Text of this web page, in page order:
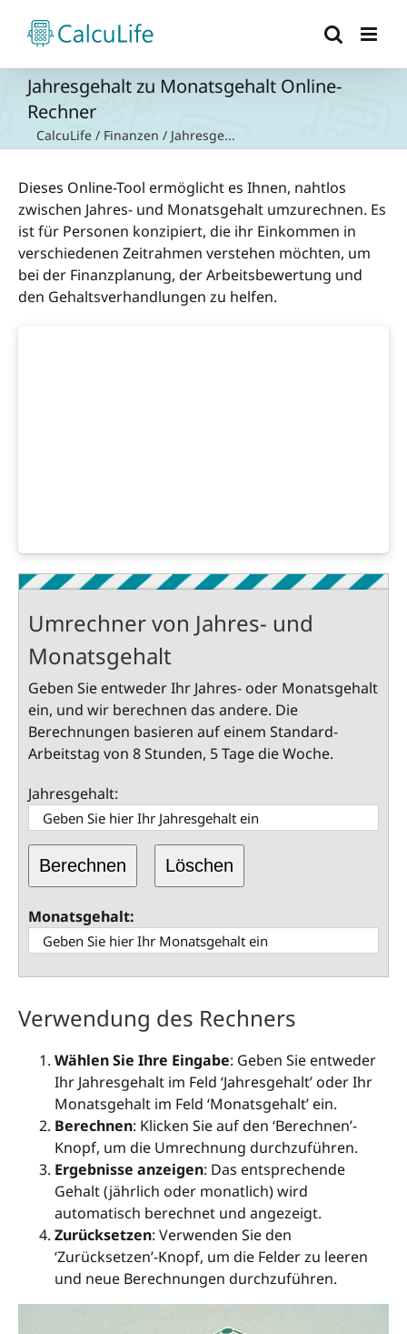
Inhalt
springen
Jahresgehalt zu Monatsgehalt Online-
Rechner
CalcuLife / Finanzen / Jahresge...
Dieses Online-Tool ermöglicht es Ihnen, nahtlos
zwischen Jahres- und Monatsgehalt umzurechnen. Es
ist für Personen konzipiert, die ihr Einkommen in
verschiedenen Zeitrahmen verstehen möchten, um
bei der Finanzplanung, der Arbeitsbewertung und
den Gehaltsverhandlungen zu helfen.
Umrechner von Jahres- und
Monatsgehalt
Geben Sie entweder Ihr Jahres- oder Monatsgehalt
ein, und wir berechnen das andere. Die
Berechnungen basieren auf einem Standard-
Arbeitstag von 8 Stunden, 5 Tage die Woche.
Jahresgehalt:
Berechnen Löschen
Monatsgehalt:
Verwendung des Rechners
Wählen Sie Ihre Eingabe: Geben Sie entweder
Ihr Jahresgehalt im Feld ‘Jahresgehalt’ oder Ihr
Monatsgehalt im Feld ‘Monatsgehalt’ ein.
Berechnen: Klicken Sie auf den ‘Berechnen’-
Knopf, um die Umrechnung durchzuführen.
Ergebnisse anzeigen: Das entsprechende
Gehalt (jährlich oder monatlich) wird
automatisch berechnet und angezeigt.
Zurücksetzen: Verwenden Sie den
‘Zurücksetzen’-Knopf, um die Felder zu leeren
und neue Berechnungen durchzuführen.